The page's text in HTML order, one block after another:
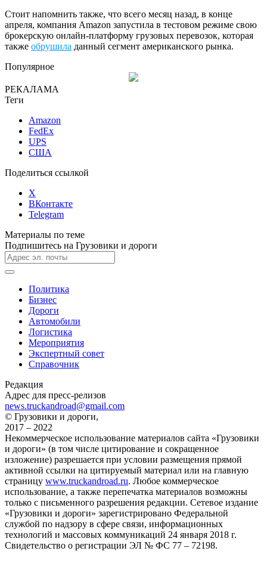
Стоит напомнить также, что всего месяц назад, в конце
апреля, компания Amazon запустила в тестовом режиме свою
брокерскую онлайн-платформу грузовых перевозок, которая
также обрушила данный сегмент американского рынка.
Популярное
РЕКАЛАМА
Теги
Amazon
FedEx
UPS
США
Поделиться ссылкой
X
ВКонтакте
Telegram
Материалы по теме
Подпишитесь на Грузовики и дороги
Политика
Бизнес
Дороги
Автомобили
Логистика
Мероприятия
Экспертный совет
Справочник
Редакция
Адрес для пресс-релизов
news.truckandroad@gmail.com
© Грузовики и дороги,
2017 – 2022
Некоммерческое использование материалов сайта «Грузовики
и дороги» (в том числе цитирование и сокращенное
изложение) разрешается при условии размещения прямой
активной ссылки на цитируемый материал или на главную
страницу www.truckandroad.ru. Любое коммерческое
использование, а также перепечатка материалов возможны
только с письменного разрешения редакции. Сетевое издание
«Грузовики и дороги» зарегистрировано Федеральной
службой по надзору в сфере связи, информационных
технологий и массовых коммуникаций 24 января 2018 г.
Свидетельство о регистрации ЭЛ № ФС 77 – 72198.